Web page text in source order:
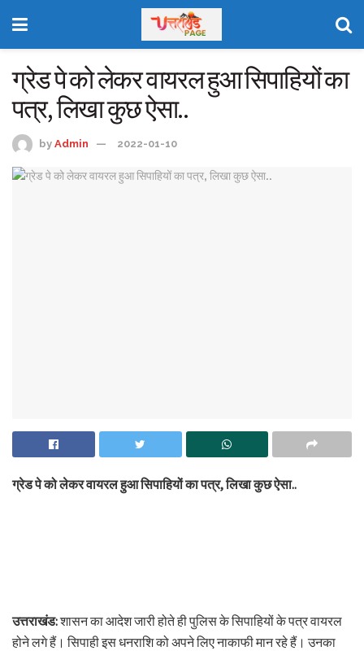
ग्रेड पे को लेकर वायरल हुआ सिपाहियों का
पत्र, लिखा कुछ ऐसा..
by Admin 2022-01-10
ग्रेड पे को लेकर वायरल हुआ सिपाहियों का पत्र, लिखा कुछ ऐसा..
उत्तराखंड:शासन का आदेश जारी होते ही पुलिस के सिपाहियों के पत्र वायरल
होने लगे हैं। सिपाही इस धनराशि को अपने लिए नाकाफी मान रहे हैं। उनका